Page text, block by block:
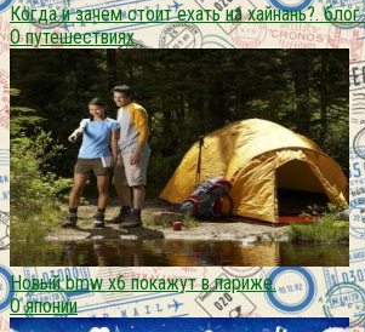
Когда и зачем стоит ехать на хайнань?.
О путешествиях
Новый bmw x6 покажут в париже.
О японии